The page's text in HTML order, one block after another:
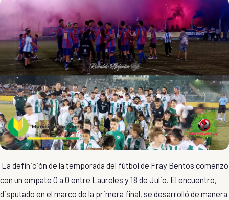
La definición de la temporada del fútbol de Fray Bentos comenzó
con un empate 0 a 0 entre Laureles y18 de Julio. El encuentro,
disputado en el marco de la primera final, se desarrolló de manera